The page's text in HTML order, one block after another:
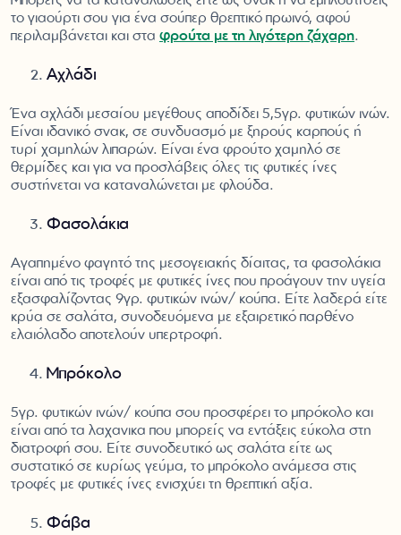
το γιαούρτι σου για ένα σούπερ θρεπτικό πρωινό, αφού
περιλαμβάνεται και στα φρούτα με τη λιγότερη ζάχαρη.
Αχλάδι
Ένα αχλάδι μεσαίου μεγέθους αποδίδει 5,5γρ. φυτικών ινών.
Είναι ιδανικό σνακ, σε συνδυασμό με ξηρούς καρπούς ή
τυρί χαμηλών λιπαρών. Είναι ένα φρούτο χαμηλό σε
θερμίδες και για να προσλάβεις όλες τις φυτικές ίνες
συστήνεται να καταναλώνεται με φλούδα.
Φασολάκια
Αγαπημένο φαγητό της μεσογειακής δίαιτας, τα φασολάκια
είναι από τις τροφές με φυτικές ίνες που προάγουν την υγεία
εξασφαλίζοντας 9γρ. φυτικών ινών/ κούπα. Είτε λαδερά είτε
κρύα σε σαλάτα, συνοδευόμενα με εξαιρετικό παρθένο
ελαιόλαδο αποτελούν υπερτροφή.
Μπρόκολο
5γρ. φυτικών ινών/ κούπα σου προσφέρει το μπρόκολο και
είναι από τα λαχανικα που μπορείς να εντάξεις εύκολα στη
διατροφή σου. Είτε συνοδευτικό ως σαλάτα είτε ως
συστατικό σε κυρίως γεύμα, το μπρόκολο ανάμεσα στις
τροφές με φυτικές ίνες ενισχύει τη θρεπτική αξία.
Φάβα